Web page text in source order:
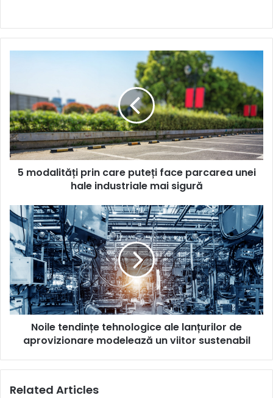
care
puteți
face
parcarea
unei
hale
industriale
5 modalități prin care puteți face parcarea unei
hale industriale mai sigură
Noile
tendințe
tehnologice
ale
lanțurilor
de
aprovizionare
modelează
un
sustenabil
Noile tendințe tehnologice ale lanțurilor de
aprovizionare modelează un viitor sustenabil
Related Articles